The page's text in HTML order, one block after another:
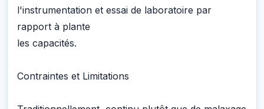
l'instrumentation et essai de laboratoire par
rapport à plante
les capacités.
Contraintes et Limitations